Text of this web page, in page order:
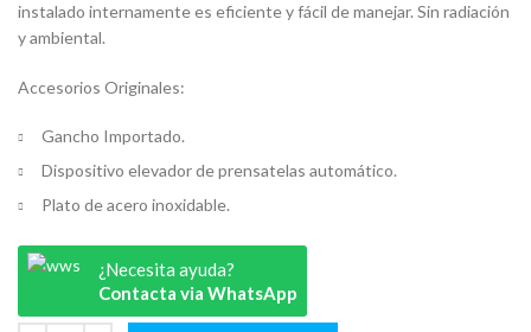
instalado internamente es eficiente y fácil de manejar. Sin radiación
y ambiental.
Accesorios Originales:
Gancho Importado.
Dispositivo elevador de prensatelas automático.
Plato de acero inoxidable.
¿Necesita ayuda?
Contacta via WhatsApp